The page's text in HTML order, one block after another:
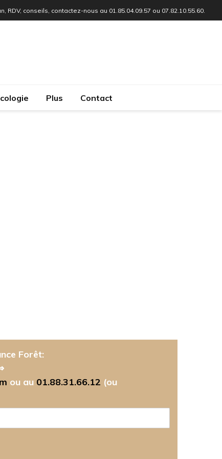
RDV, conseils, contactez-nous au 01.85.04.09.57 ou 07.82.10.55.60.
Plus Contact
Forêt:
ou au 01.88.31.66.12 (ou